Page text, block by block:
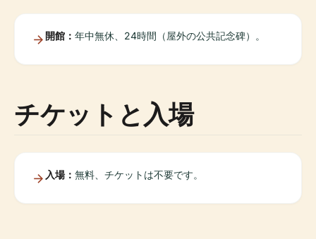
開館： 年中無休、24時間（屋外の公共記念碑）。
チケットと入場
入場： 無料、チケットは不要です。